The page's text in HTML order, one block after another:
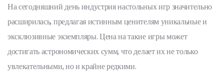
На сегодняшний день индустрия настольных игр значительно
расширилась, предлагая истинным ценителям уникальные и
эксклюзивные экземпляры. Цена на такие игры может
достигать астрономических сумм, что делает их не только
увлекательными, но и крайне редкими.